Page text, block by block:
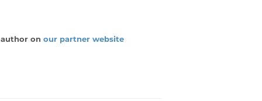
on our partner website